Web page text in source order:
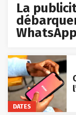
La
DATES